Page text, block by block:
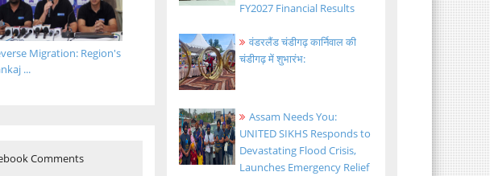
Migration: Region's
...
Comments
FY2027 Financial Results
वंडरलैंड चंडीगढ़ कार्निवाल की
चंडीगढ़ में शुभारंभ:
Assam Needs You:
UNITED SIKHS Responds to
Devastating Flood Crisis,
Launches Emergency Relief